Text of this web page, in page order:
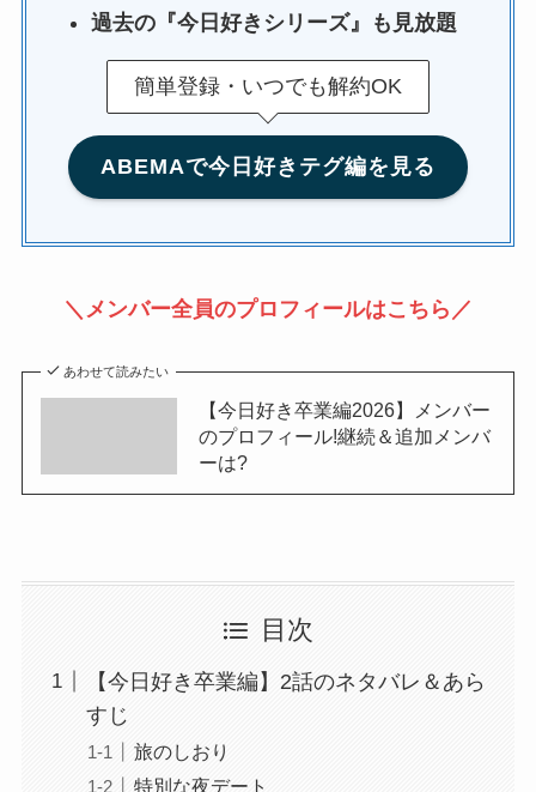
過去の『今日好きシリーズ』も見放題
簡単登録・いつでも解約OK
ABEMAで今日好きテグ編を見る
＼メンバー全員のプロフィールはこちら／
あわせて読みたい
【今日好き卒業編2026】メンバー
のプロフィール!継続＆追加メンバ
ーは?
目次
【今日好き卒業編】2話のネタバレ＆あら
すじ
旅のしおり
特別な夜デート